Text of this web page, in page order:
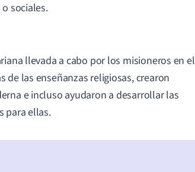
sociales.
llevada a cabo por los misioneros en el
de las enseñanzas religiosas, crearon
e incluso ayudaron a desarrollar las
para ellas.